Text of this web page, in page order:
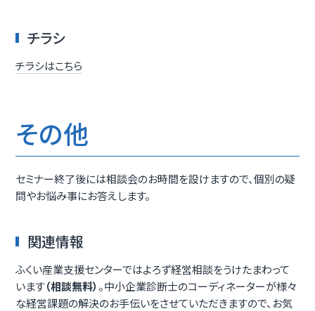
チラシ
チラシはこちら
その他
セミナー終了後には相談会のお時間を設けますので、個別の疑
問やお悩み事にお答えします。
関連情報
ふくい産業支援センターではよろず経営相談をうけたまわって
います（相談無料） 。中小企業診断士のコーディネーターが様々
な経営課題の解決のお手伝いをさせていただきますので、お気